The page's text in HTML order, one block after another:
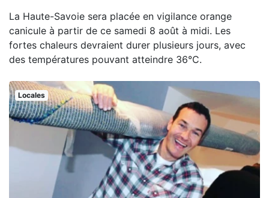
La Haute-Savoie sera placée en vigilance orange
canicule à partir de ce samedi 8 août à midi. Les
fortes chaleurs devraient durer plusieurs jours, avec
des températures pouvant atteindre 36°C.
Locales